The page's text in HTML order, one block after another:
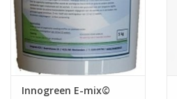
Blog
Merken
Innogreen E-mix©